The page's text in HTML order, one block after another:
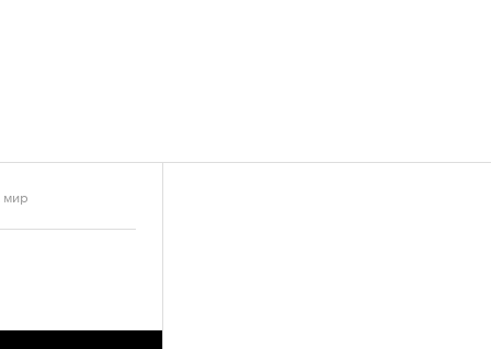
мир